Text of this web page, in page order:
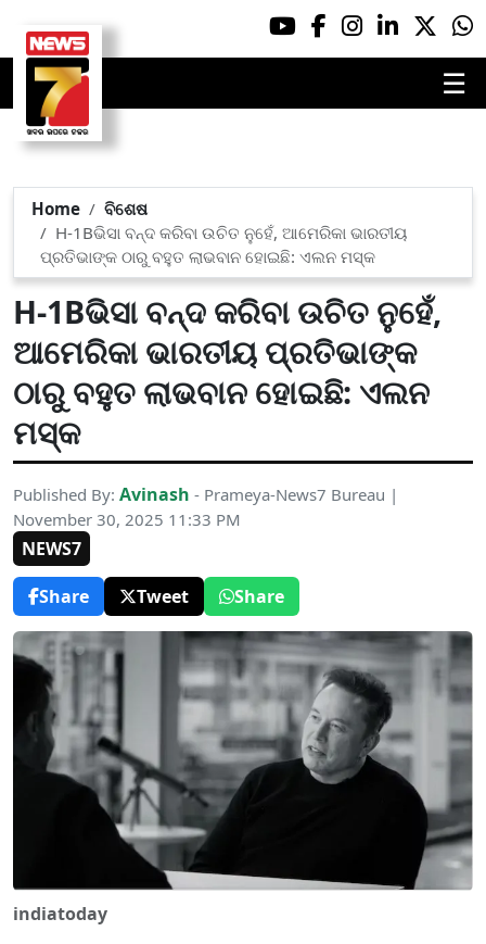
☰
Home
ବିଶେଷ
H-1Bଭିସା ବନ୍ଦ କରିବା ଉଚିତ ନୁହେଁ, ଆମେରିକା ଭାରତୀୟ
ପ୍ରତିଭାଙ୍କ ଠାରୁ ବହୁତ ଲାଭବାନ ହୋଇଛି: ଏଲନ ମସ୍କ
H-1Bଭିସା ବନ୍ଦ କରିବା ଉଚିତ ନୁହେଁ,
ଆମେରିକା ଭାରତୀୟ ପ୍ରତିଭାଙ୍କ
ଠାରୁ ବହୁତ ଲାଭବାନ ହୋଇଛି: ଏଲନ
ମସ୍କ
Published By: Avinash - Prameya-News7 Bureau |
November 30, 2025 11:33 PM
NEWS7
Share
Tweet Share
indiatoday